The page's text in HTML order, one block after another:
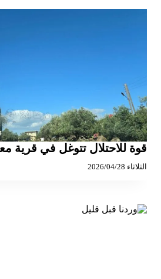
قوة للاحتلال تتوغل في قرية
الثلاثاء 2026/04/28